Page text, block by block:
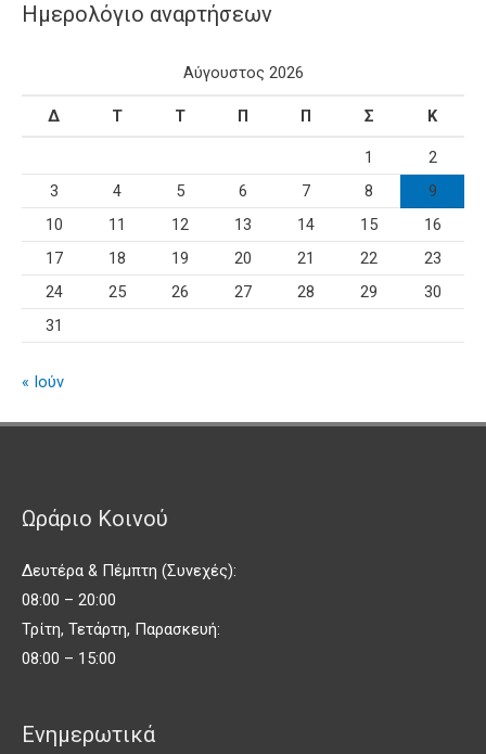
Ημερολόγιο αναρτήσεων
Αύγουστος 2026
Δ Τ Τ Π Π Σ Κ
1
2
3
4 5 6 7 8
9
10
11 12 13 14 15
16
17
18 19 20 21 22
23
24
25 26 27 28 29
30
31
« Ιούν
Ωράριο Κοινού
Δευτέρα & Πέμπτη (Συνεχές):
08:00 – 20:00
Τρίτη, Τετάρτη, Παρασκευή:
08:00 – 15:00
Ενημερωτικά